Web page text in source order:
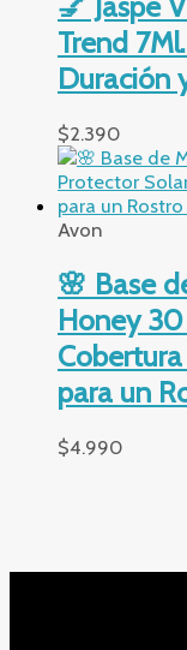
Trend
Duración
$2.390
Avon
🌸 Base
Honey
para un
$4.990